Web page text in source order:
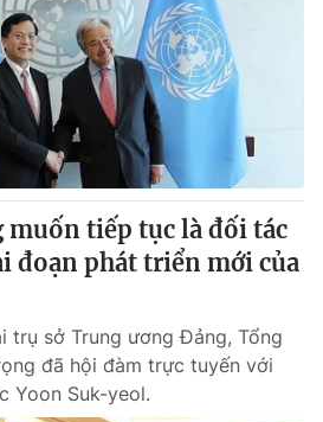
muốn tiếp tục là đối tác
đoạn phát triển mới của
trụ sở Trung ương Đảng, Tổng
đã hội đàm trực tuyến với
Yoon Suk-yeol.